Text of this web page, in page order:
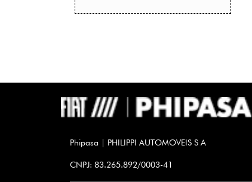
Phipasa | PHILIPPI AUTOMOVEIS S A
CNPJ: 83.265.892/0003-41